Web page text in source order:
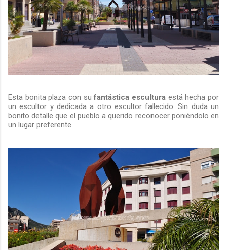
Esta bonita plaza con sufantástica escultura está hecha por
un escultor y dedicada a otro escultor fallecido. Sin duda un
bonito detalle que el pueblo a querido reconocer poniéndolo en
un lugar preferente.